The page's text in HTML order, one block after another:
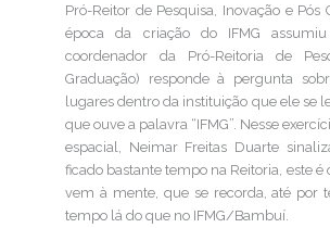
Pró-Reitor de Pesquisa, Inovação e Pós
época da criação do IFMG
coordenador da Pró-Reitoria de
Graduação) responde à pergunta
lugares dentro da instituição que ele se
que ouve a palavra “IFMG”. Nesse
espacial, Neimar Freitas Duarte
ficado bastante tempo na Reitoria, este é
vem à mente, que se recorda, até por
tempo lá do que no IFMG/Bambuí.